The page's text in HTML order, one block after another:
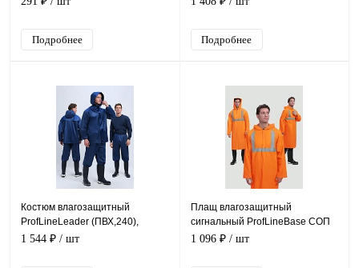
Подробнее Подробнее
Костюм влагозащитный
ProfLineLeader (ПВХ,240),
т.синий
1 544 ₽ / шт
Плащ влагозащитный
сигнальный ProfLineBase СОП
(ПВХ,180), оранжевый
1 096 ₽ / шт